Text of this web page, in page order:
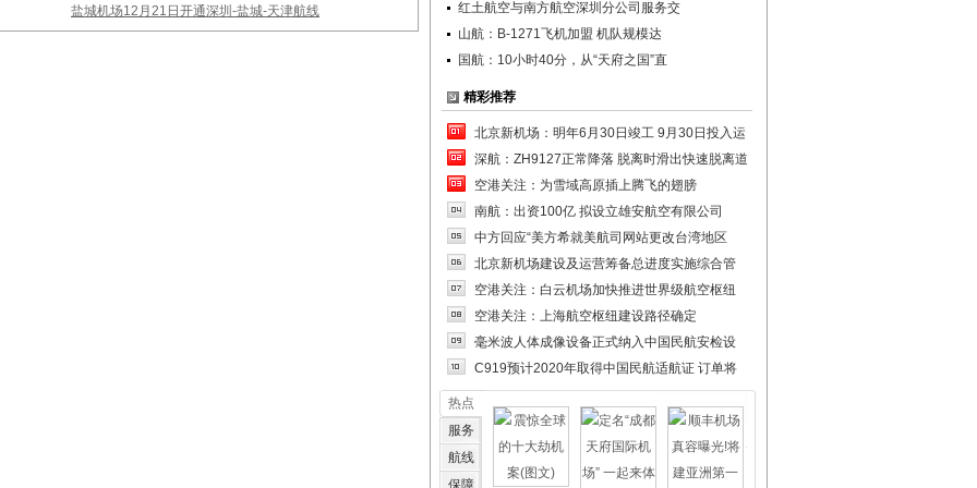
盐城机场12月21日开通深圳-盐城-天津航线
红土航空与南方航空深圳分公司服务交
山航：B-1271飞机加盟 机队规模达
国航：10小时40分，从“天府之国”直
精彩推荐
北京新机场：明年6月30日竣工 9月30日投入运
深航：ZH9127正常降落 脱离时滑出快速脱离道
空港关注：为雪域高原插上腾飞的翅膀
南航：出资100亿 拟设立雄安航空有限公司
中方回应“美方希就美航司网站更改台湾地区
北京新机场建设及运营筹备总进度实施综合管
空港关注：白云机场加快推进世界级航空枢纽
空港关注：上海航空枢纽建设路径确定
毫米波人体成像设备正式纳入中国民航安检设
C919预计2020年取得中国民航适航证 订单将
热点
服务
航线
保障